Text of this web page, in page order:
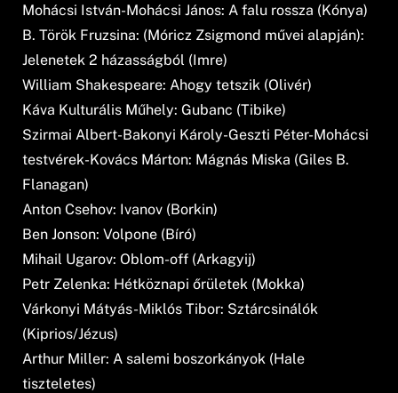
Mohácsi István-Mohácsi János: A falu rossza (Kónya)
B. Török Fruzsina: (Móricz Zsigmond művei alapján):
Jelenetek 2 házasságból (Imre)
William Shakespeare: Ahogy tetszik (Olivér)
Káva Kulturális Műhely: Gubanc (Tibike)
Szirmai Albert-Bakonyi Károly-Geszti Péter-Mohácsi
testvérek-Kovács Márton: Mágnás Miska (Giles B.
Flanagan)
Anton Csehov: Ivanov (Borkin)
Ben Jonson: Volpone (Bíró)
Mihail Ugarov: Oblom-off (Arkagyij)
Petr Zelenka: Hétköznapi őrületek (Mokka)
Várkonyi Mátyás-Miklós Tibor: Sztárcsinálók
(Kiprios/Jézus)
Arthur Miller: A salemi boszorkányok (Hale
tiszteletes)